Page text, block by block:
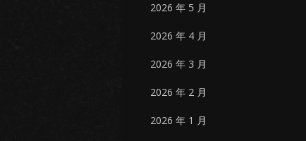
2026 年 5 月
2026 年 4 月
2026 年 3 月
2026 年 2 月
2026 年 1 月